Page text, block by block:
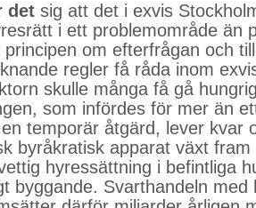
det sig att det i exvis
i ett problemområde än
om efterfrågan och
regler få råda inom
skulle många få gå
som infördes för mer än
temporär åtgärd, lever kvar
byråkratisk apparat växt
hyressättning i befintliga
byggande. Svarthandeln med